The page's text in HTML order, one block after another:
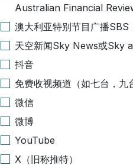
Australian Financial
澳大利亚特别节目广播
天空新闻Sky News或Sky
抖音
免费收视频道（如七台，九
微信
微博
YouTube
X（旧称推特）